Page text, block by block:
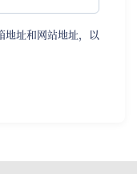
地址和网站地址，以